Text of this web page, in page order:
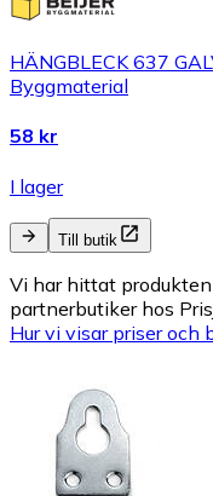
HÄNGBLECK 637
Byggmaterial
58 kr
I lager
Till butik
Vi har hittat
partnerbutiker hos
Hur vi visar priser och